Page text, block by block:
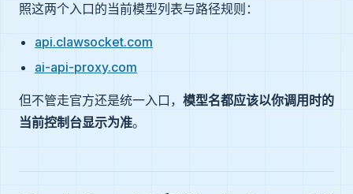
照这两个入口的当前模型列表与路径规则：
api.clawsocket.com
ai-api-proxy.com
但不管走官方还是统一入口， 模型名都应该以你调用时的
当前控制台显示为准。